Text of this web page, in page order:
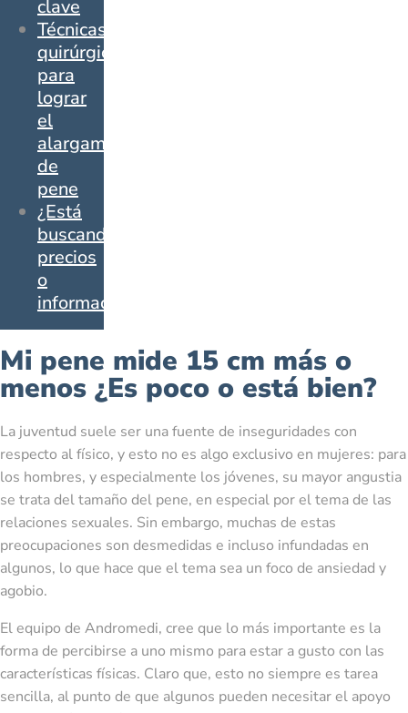
clave
Técnicas
quirúrgicas
para
lograr
el
alargamiento
de
pene
¿Está
buscando
precios
o
información?
Mi pene mide 15 cm más o
menos ¿Es poco o está bien?
La juventud suele ser una fuente de inseguridades con
respecto al físico, y esto no es algo exclusivo en mujeres: para
los hombres, y especialmente los jóvenes, su mayor angustia
se trata del tamaño del pene, en especial por el tema de las
relaciones sexuales. Sin embargo, muchas de estas
preocupaciones son desmedidas e incluso infundadas en
algunos, lo que hace que el tema sea un foco de ansiedad y
agobio.
El equipo de Andromedi, cree que lo más importante es la
forma de percibirse a uno mismo para estar a gusto con las
características físicas. Claro que, esto no siempre es tarea
sencilla, al punto de que algunos pueden necesitar el apoyo